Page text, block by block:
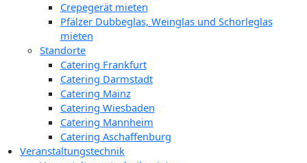
Crepegerät mieten
Pfälzer Dubbeglas, Weinglas und Schorleglas
mieten
Standorte
Catering Frankfurt
Catering Darmstadt
Catering Mainz
Catering Wiesbaden
Catering Mannheim
Catering Aschaffenburg
Veranstaltungstechnik